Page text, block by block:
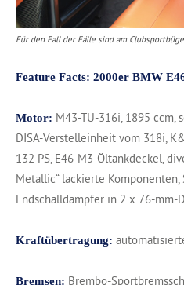
Für den Fall der Fälle sind am
Feature Facts: 2000er BMW
Motor: M43-TU-316i, 1895 ccm,
DISA-Verstelleinheit vom 318i,
132 PS, E46-M3-Öltankdeckel,
Metallic“ lackierte Komponenten,
Endschalldämpfer in 2 x 76-mm-
Kraftübertragung:
Bremsen: Brembo-